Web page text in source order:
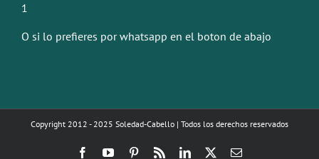
1
O si lo prefieres por whatsapp en el boton de abajo
Copyright 2012 - 2025 Soledad-Cabello | Todos los derechos reservados
FacebookYouTubePinterestRss LinkedIn
Correo